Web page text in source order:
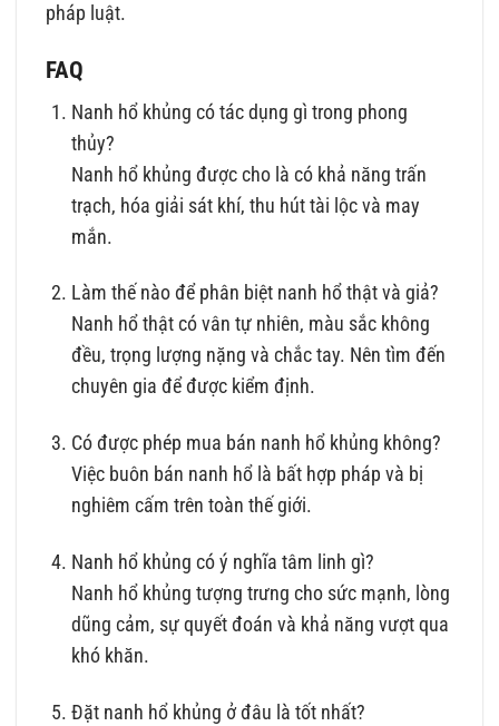
pháp luật.
FAQ
Nanh hổ khủng có tác dụng gì trong phong
thủy?
Nanh hổ khủng được cho là có khả năng trấn
trạch, hóa giải sát khí, thu hút tài lộc và may
mắn.
Làm thế nào để phân biệt nanh hổ thật và giả?
Nanh hổ thật có vân tự nhiên, màu sắc không
đều, trọng lượng nặng và chắc tay. Nên tìm đến
chuyên gia để được kiểm định.
Có được phép mua bán nanh hổ khủng không?
Việc buôn bán nanh hổ là bất hợp pháp và bị
nghiêm cấm trên toàn thế giới.
Nanh hổ khủng có ý nghĩa tâm linh gì?
Nanh hổ khủng tượng trưng cho sức mạnh, lòng
dũng cảm, sự quyết đoán và khả năng vượt qua
khó khăn.
Đặt nanh hổ khủng ở đâu là tốt nhất?